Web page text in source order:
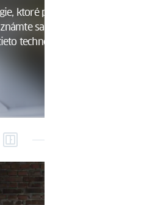
ktoré prenikajú do sveta
sa s budúcnosťou
technológie môžu zlepšiť